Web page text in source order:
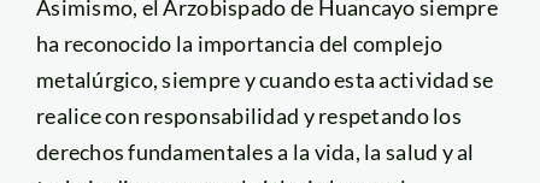
Asimismo, el Arzobispado de Huancayo siempre
ha reconocido la importancia del complejo
metalúrgico, siempre y cuando esta actividad se
realice con responsabilidad y respetando los
derechos fundamentales a la vida, la salud y al